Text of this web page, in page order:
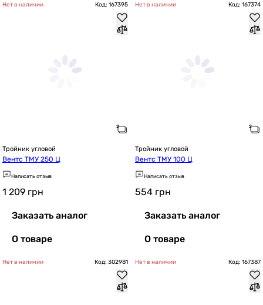
Нет в наличии Код: 167395
Тройник угловой
Вентс ТМУ 250 Ц
Написать отзыв
1 209 грн
Заказать аналог
О товаре
Нет в наличии Код: 167374
Тройник угловой
Вентс ТМУ 100 Ц
Написать отзыв
554 грн
Заказать аналог
О товаре
Нет в наличии Код: 302981 Нет в наличии Код: 167387